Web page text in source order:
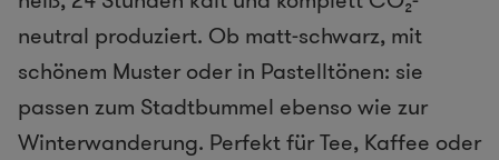
neutral produziert. Ob matt-schwarz, mit
schönem Muster oder in Pastelltönen: sie
passen zum Stadtbummel ebenso wie zur
Winterwanderung. Perfekt für Tee, Kaffee oder